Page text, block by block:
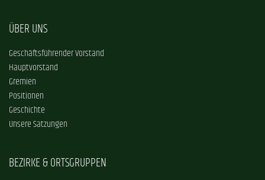
ÜBER UNS
Geschäftsführender Vorstand
Hauptvorstand
Gremien
Positionen
Geschichte
Unsere Satzungen
BEZIRKE & ORTSGRUPPEN